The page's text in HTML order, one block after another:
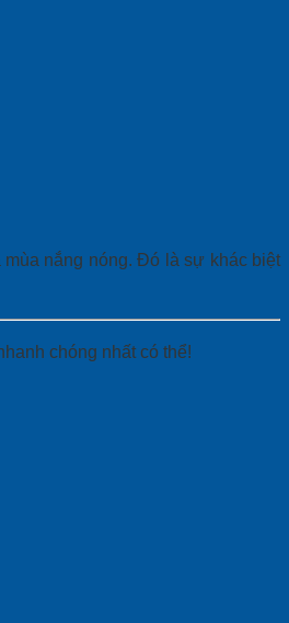
nắng nóng. Đó là sự khác biệt
chóng nhất có thể!